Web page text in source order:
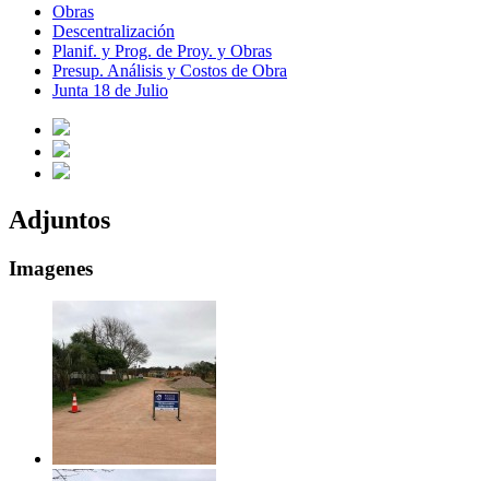
Obras
Descentralización
Planif. y Prog. de Proy. y Obras
Presup. Análisis y Costos de Obra
Junta 18 de Julio
Adjuntos
Imagenes